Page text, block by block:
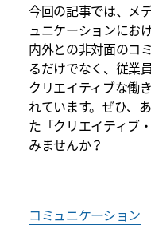
今回の記事では、メ
ュニケーションにお
内外との非対面のコ
るだけでなく、従業
クリエイティブな働
れています。ぜひ、
た「クリエイティブ
みませんか？
コミュニケーション